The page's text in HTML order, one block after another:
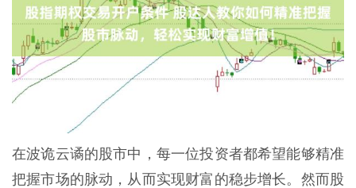
在波诡云谲的股市中，每一位投资者都希望能够精准
把握市场的脉动，从而实现财富的稳步增长。然而股